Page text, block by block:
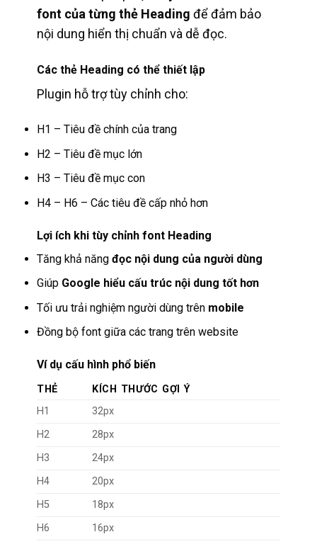
font của từng thẻ Heading để đảm bảo
nội dung hiển thị chuẩn và dễ đọc.
Các thẻ Heading có thể thiết lập
Plugin hỗ trợ tùy chỉnh cho:
H1 – Tiêu đề chính của trang
H2 – Tiêu đề mục lớn
H3 – Tiêu đề mục con
H4 – H6 – Các tiêu đề cấp nhỏ hơn
Lợi ích khi tùy chỉnh font Heading
Tăng khả năng đọc nội dung của người dùng
Giúp Google hiểu cấu trúc nội dung tốt hơn
Tối ưu trải nghiệm người dùng trên mobile
Đồng bộ font giữa các trang trên website
Ví dụ cấu hình phổ biến
THẺ
KÍCH THƯỚC GỢI Ý
H1
32px
H2
28px
H3
24px
H4
20px
H5
18px
H6
16px